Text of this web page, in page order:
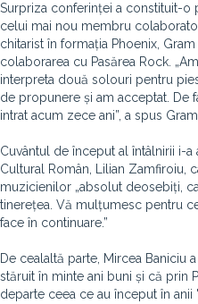
Surpriza conferinței a constituit-o
celui mai nou membru
chitarist în formația Phoenix,
colaborarea cu Pasărea Rock.
interpreta două solouri pentru
de propunere și am acceptat. De
intrat acum zece ani”, a spus Gram.
Cuvântul de început al întâlnirii i-
Cultural Român, Lilian Zamfiroiu,
muzicienilor „absolut deosebiți,
tinerețea. Vă mulțumesc pentru
face în continuare.”
De cealaltă parte, Mircea Baniciu
stăruit în minte ani buni și că prin
departe ceea ce au început în